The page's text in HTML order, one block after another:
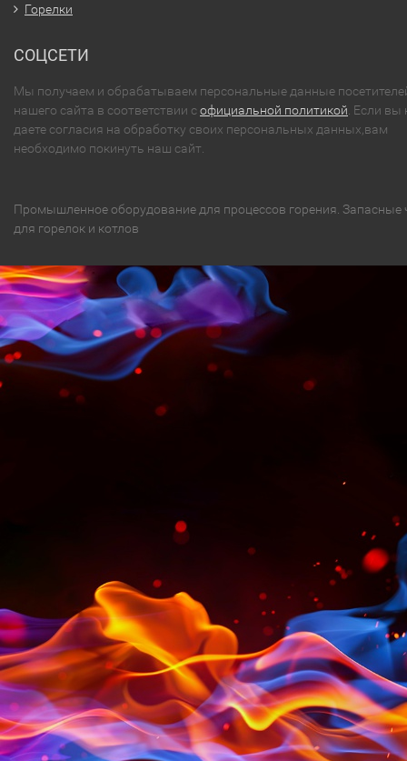
Горелки
СОЦСЕТИ
Мы получаем и обрабатываем персональные данные
нашего сайта в соответствии софициальной политикой . Если вы
даете согласия на обработку своих персональных данных,вам
необходимо покинуть наш сайт.
Промышленное оборудование для процессов горения. Запасные
для горелок и котлов